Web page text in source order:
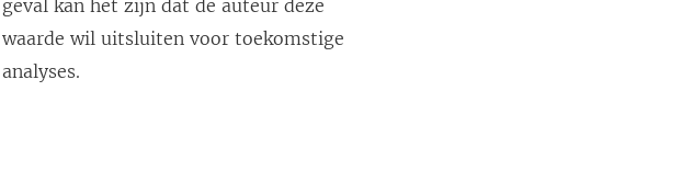
geval kan het zijn dat de auteur deze
waarde wil uitsluiten voor toekomstige
analyses.